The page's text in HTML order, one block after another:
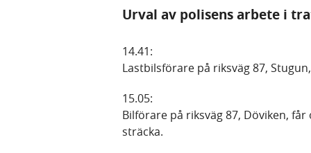
Urval av polisens arbete i
14.41:
Lastbilsförare på riksväg 87,
15.05:
Bilförare på riksväg 87, Döviken,
sträcka.